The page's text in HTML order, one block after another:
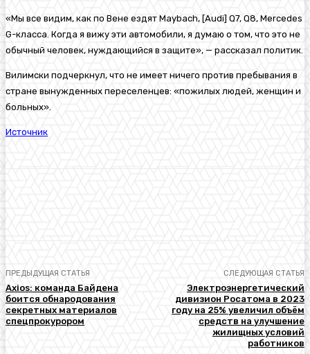
«Мы все видим, как по Вене ездят Maybach, [Audi] Q7, Q8, Mercedes
G-класса. Когда я вижу эти автомобили, я думаю о том, что это не
обычный человек, нуждающийся в защите», — рассказал политик.
Вилимски подчеркнул, что не имеет ничего против пребывания в
стране вынужденных переселенцев: «пожилых людей, женщин и
больных».
Источник
ПРЕДЫДУЩАЯ СТАТЬЯ
Axios: команда Байдена
боится обнародования
секретных материалов
спецпрокурором
СЛЕДУЮЩАЯ СТАТЬЯ
Электроэнергетический
дивизион Росатома в 2023
году на 25% увеличил объём
средств на улучшение
жилищных условий
работников